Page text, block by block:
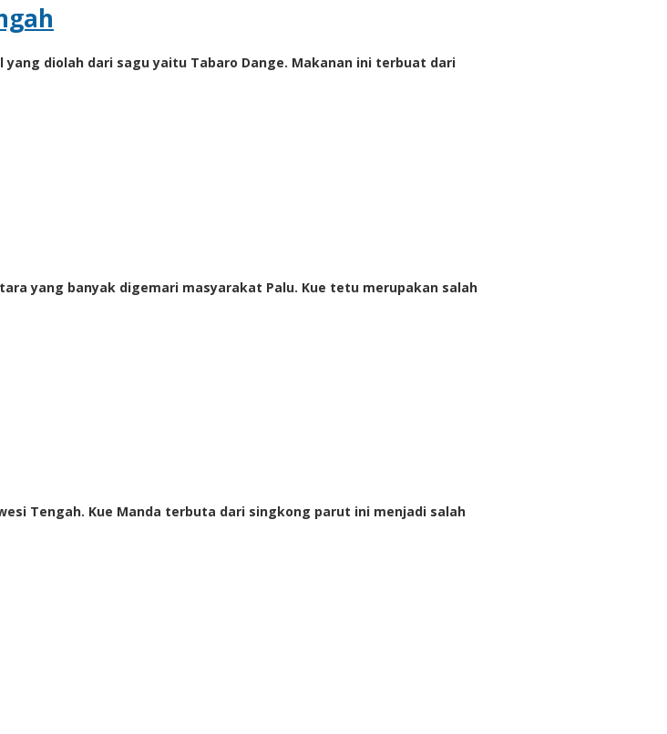
diolah dari sagu yaitu Tabaro Dange. Makanan ini terbuat dari
yang banyak digemari masyarakat Palu. Kue tetu merupakan salah
Tengah. Kue Manda terbuta dari singkong parut ini menjadi salah